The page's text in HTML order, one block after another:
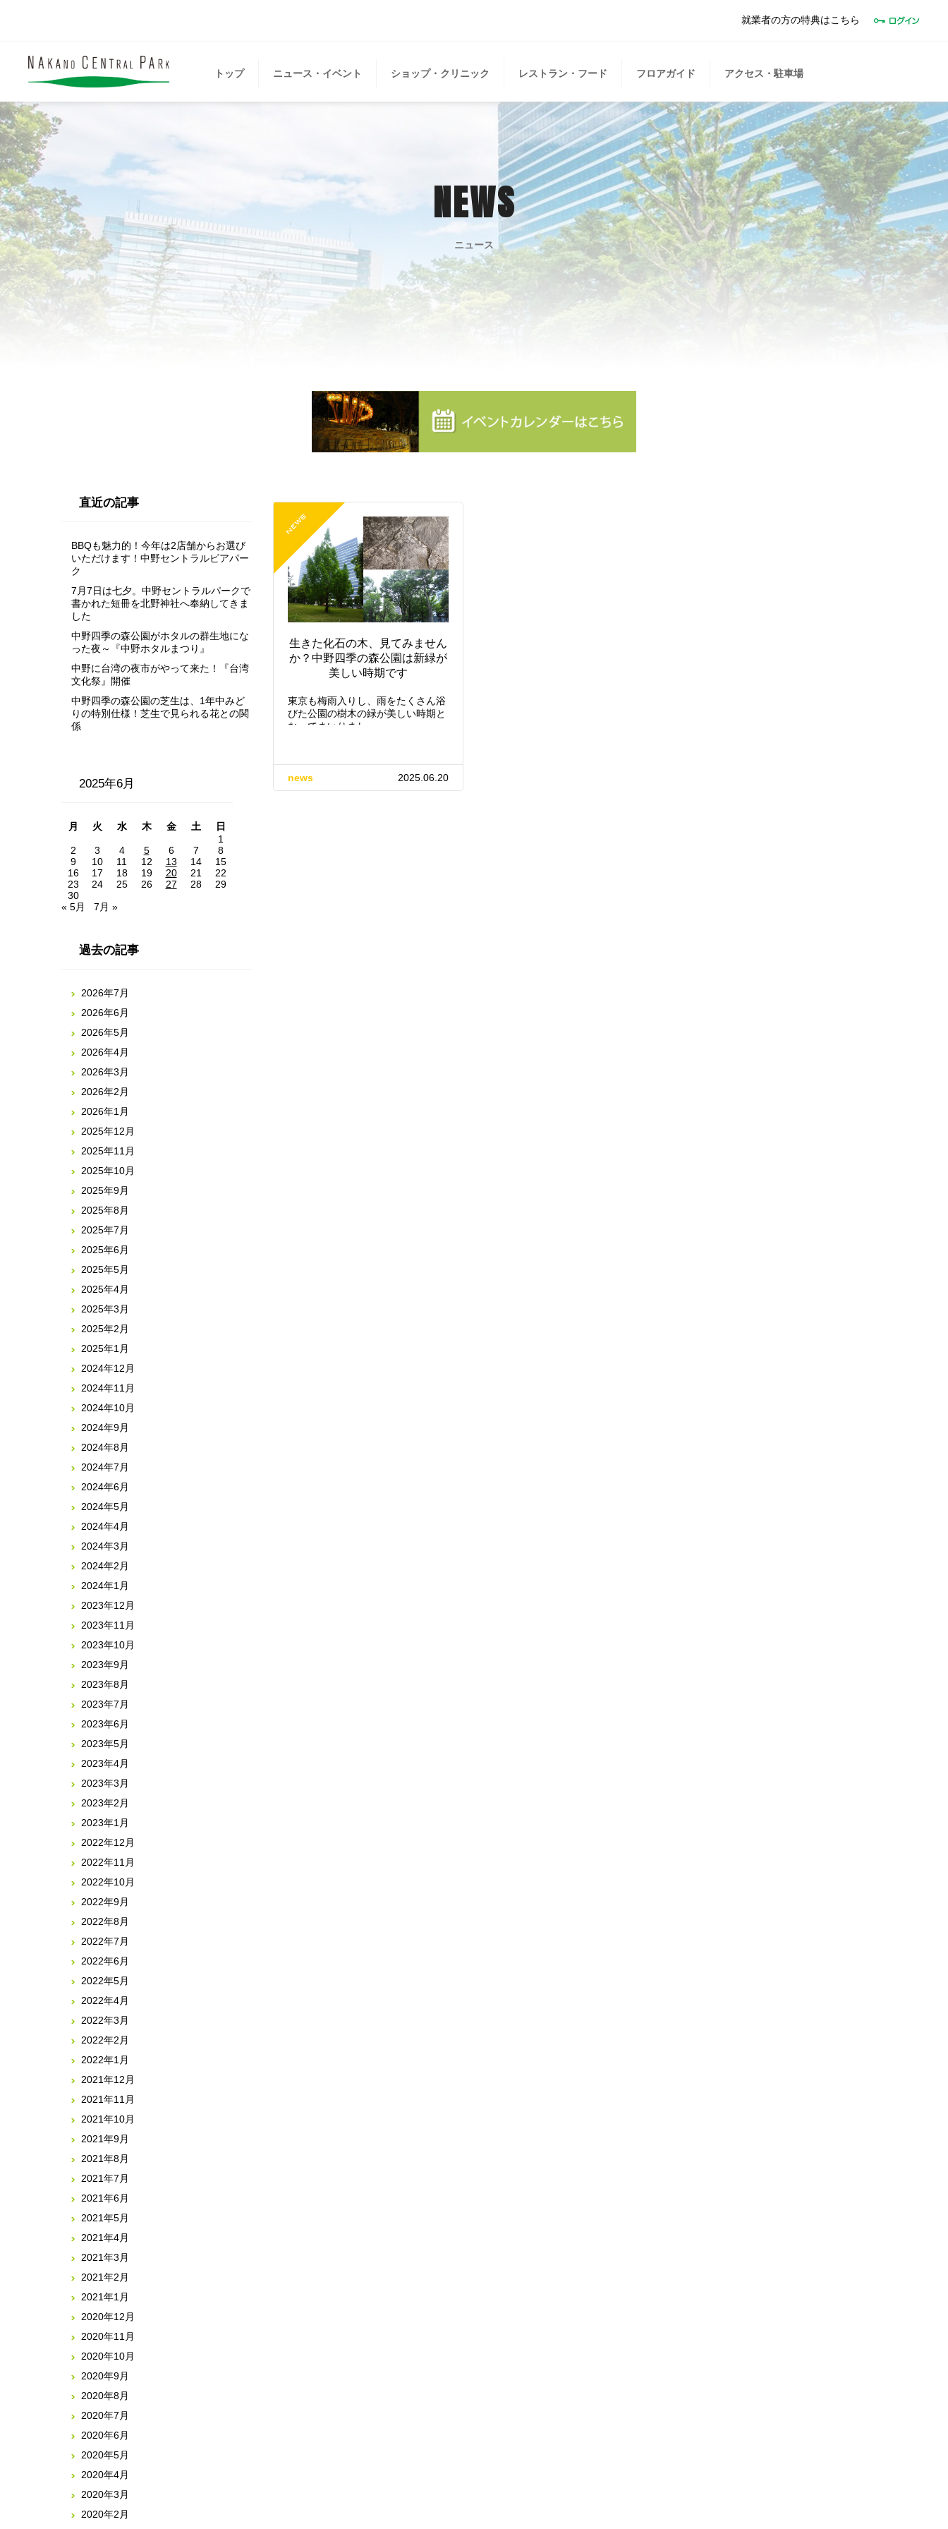
就業者の方の特典はこちら
トップ ニュース・イベント ショップ・クリニック レストラン・フード フロアガイド アクセス・駐車場
NEWS
ニュース
生きた化石の木、見てみません
か？中野四季の森公園は新緑が
美しい時期です
東京も梅雨入りし、雨をたくさん浴
びた公園の樹木の緑が美しい時期と
なってまいりまし…
news 2025.06.20
直近の記事
BBQも魅力的！今年は2店舗からお選び
いただけます！中野セントラルビアパー
ク
7月7日は七夕。中野セントラルパークで
書かれた短冊を北野神社へ奉納してきま
した
中野四季の森公園がホタルの群生地にな
った夜～『中野ホタルまつり』
中野に台湾の夜市がやって来た！『台湾
文化祭』開催
中野四季の森公園の芝生は、1年中みど
りの特別仕様！芝生で見られる花との関
係
2025年6月
月 火 水 木 金 土
日
1
2
3 4 5 6 7
8
9
10 11 12 13 14
15
16
17 18 19 20 21
22
23
24 25 26 27 28
29
30
« 5月
7月 »
過去の記事
2026年7月
2026年6月
2026年5月
2026年4月
2026年3月
2026年2月
2026年1月
2025年12月
2025年11月
2025年10月
2025年9月
2025年8月
2025年7月
2025年6月
2025年5月
2025年4月
2025年3月
2025年2月
2025年1月
2024年12月
2024年11月
2024年10月
2024年9月
2024年8月
2024年7月
2024年6月
2024年5月
2024年4月
2024年3月
2024年2月
2024年1月
2023年12月
2023年11月
2023年10月
2023年9月
2023年8月
2023年7月
2023年6月
2023年5月
2023年4月
2023年3月
2023年2月
2023年1月
2022年12月
2022年11月
2022年10月
2022年9月
2022年8月
2022年7月
2022年6月
2022年5月
2022年4月
2022年3月
2022年2月
2022年1月
2021年12月
2021年11月
2021年10月
2021年9月
2021年8月
2021年7月
2021年6月
2021年5月
2021年4月
2021年3月
2021年2月
2021年1月
2020年12月
2020年11月
2020年10月
2020年9月
2020年8月
2020年7月
2020年6月
2020年5月
2020年4月
2020年3月
2020年2月